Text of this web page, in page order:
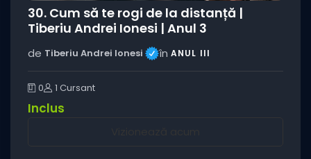
30. Cum să te rogi de la distanță |
Tiberiu Andrei Ionesi | Anul 3
de Tiberiu Andrei Ionesi în ANUL III
0 1 Cursant
Inclus